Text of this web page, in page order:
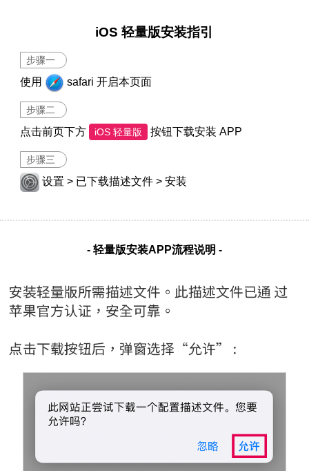
iOS 轻量版安装指引
步骤一
使用 safari 开启本页面
步骤二
点击前页下方 iOS 轻量版 按钮下载安装 APP
步骤三
设置 > 已下载描述文件 > 安装
- 轻量版安装APP流程说明 -